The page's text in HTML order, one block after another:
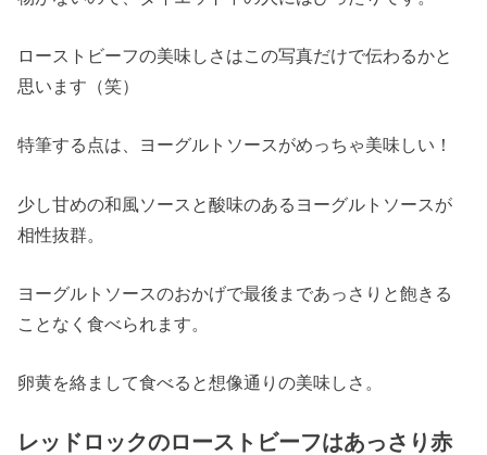
ローストビーフの美味しさはこの写真だけで伝わるかと
思います（笑）
特筆する点は、ヨーグルトソースがめっちゃ美味しい！
少し甘めの和風ソースと酸味のあるヨーグルトソースが
相性抜群。
ヨーグルトソースのおかげで最後まであっさりと飽きる
ことなく食べられます。
卵黄を絡まして食べると想像通りの美味しさ。
レッドロックのローストビーフはあっさり赤